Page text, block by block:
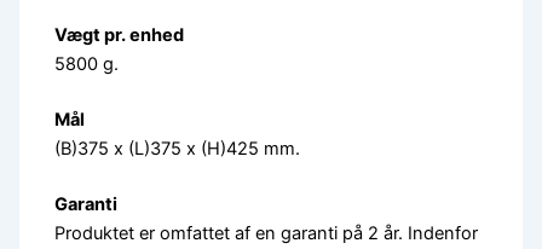
Vægt pr. enhed
5800 g.
Mål
(B)375 x (L)375 x (H)425 mm.
Garanti
Produktet er omfattet af en garanti på 2 år. Indenfor